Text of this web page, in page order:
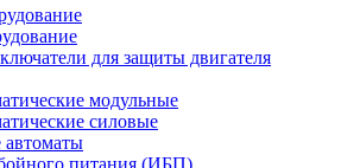
для защиты двигателя
модульные
силовые
питания (ИБП)